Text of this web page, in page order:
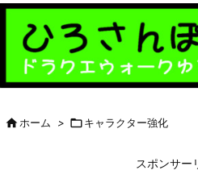
ホーム > キャラクター強化
スポンサー